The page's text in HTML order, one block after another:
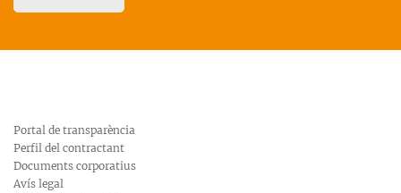
Portal de transparència
Perfil del contractant
Documents corporatius
Avís legal